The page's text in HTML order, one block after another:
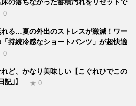
床の落ちなかった蓄積汚れをリセットで
0
れる…夏の外出のストレスが激減！ワー
「持続冷感なショートパンツ」が超快適
0
れど、かなり美味しい【こぐれひでこの
記｣】
★ 0